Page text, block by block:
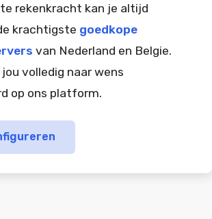
rekenkracht kan je altijd
krachtigste goedkope
van Nederland en Belgie.
volledig naar wens
op ons platform.